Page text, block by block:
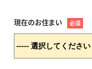
現在のお住まい 必須